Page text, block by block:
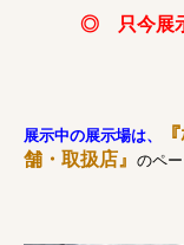
◎
只今展
展示中の展示場は、
舗・取扱店』 のペ